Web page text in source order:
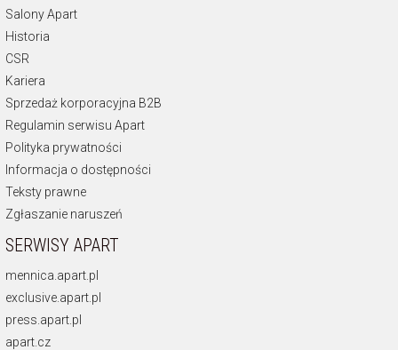
Salony Apart
Historia
CSR
Kariera
Sprzedaż korporacyjna B2B
Regulamin serwisu Apart
Polityka prywatności
Informacja o dostępności
Teksty prawne
Zgłaszanie naruszeń
SERWISY APART
mennica.apart.pl
exclusive.apart.pl
press.apart.pl
apart.cz